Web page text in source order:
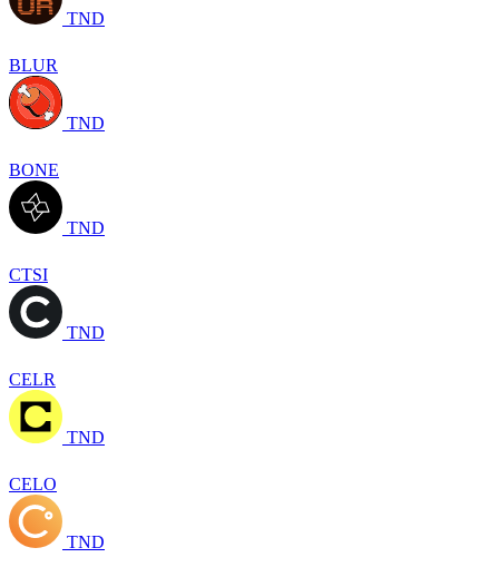
TND
BLUR
TND
BONE
TND
CTSI
TND
CELR
TND
CELO
TND